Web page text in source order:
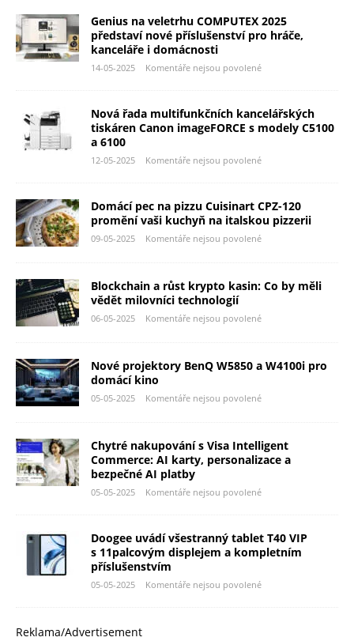
Genius na veletrhu COMPUTEX 2025
představí nové příslušenství pro hráče,
kanceláře i domácnosti
14-05-2025 Komentáře nejsou povolené
Nová řada multifunkčních kancelářských
tiskáren Canon imageFORCE s modely C5100
a 6100
12-05-2025 Komentáře nejsou povolené
Domácí pec na pizzu Cuisinart CPZ-120
promění vaši kuchyň na italskou pizzerii
09-05-2025 Komentáře nejsou povolené
Blockchain a růst krypto kasin: Co by měli
vědět milovníci technologií
06-05-2025 Komentáře nejsou povolené
Nové projektory BenQ W5850 a W4100i pro
domácí kino
05-05-2025 Komentáře nejsou povolené
Chytré nakupování s Visa Intelligent
Commerce: AI karty, personalizace a
bezpečné AI platby
05-05-2025 Komentáře nejsou povolené
Doogee uvádí všestranný tablet T40 VIP
s 11palcovým displejem a kompletním
příslušenstvím
05-05-2025 Komentáře nejsou povolené
Reklama/Advertisement